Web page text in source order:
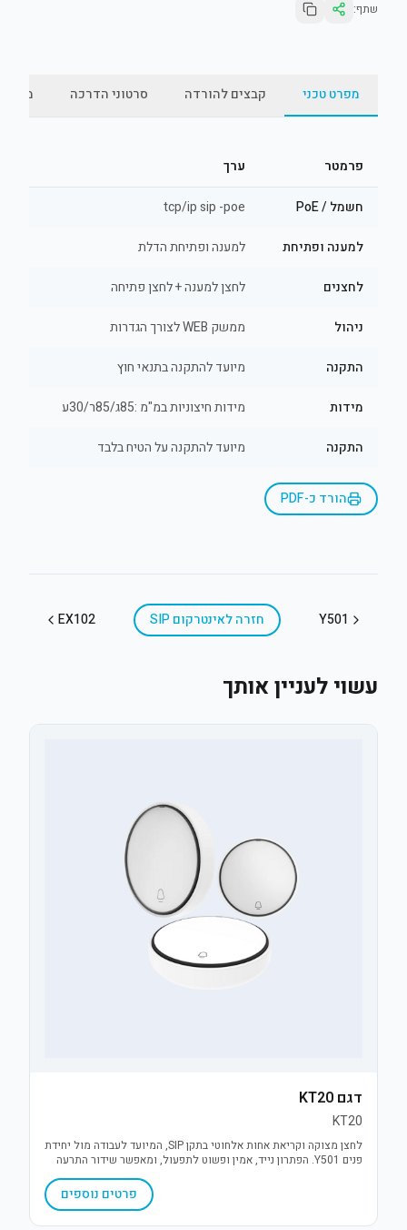
שתף:
מפרט טכני קבצים להורדה סרטוני הדרכה
פרמטר ערך
חשמל / PoE tcp/ip sip -poe
למענה ופתיחת למענה ופתיחת הדלת
לחצנים לחצן למענה + לחצן פתיחה
ניהול ממשק WEB לצורך הגדרות
התקנה מיועד להתקנה בתנאי חוץ
מידות מידות חיצוניות במ"מ :85ג/85ר/30ע
התקנה מיועד להתקנה על הטיח בלבד
הורד כ-PDF
Y501 חזרה לאינטרקום SIP EX102
עשוי לעניין אותך
דגם KT20
KT20
לחצן מצוקה וקריאת אחות אלחוטי בתקן SIP, המיועד לעבודה מול יחידת
פנים Y501. הפתרון נייד, אמין ופשוט לתפעול, ומאפשר שידור התרעה
פרטים נוספים